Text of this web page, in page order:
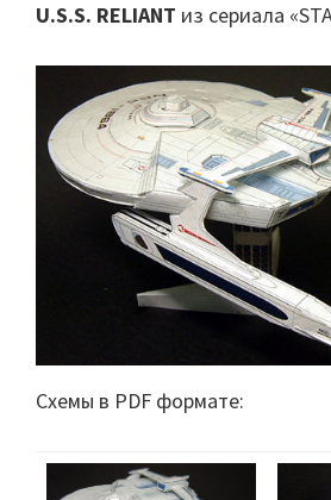
U.S.S. RELIANT из сериала
Схемы в PDF формате: